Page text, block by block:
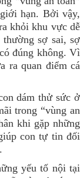
hạn. Bởi vậy,
khỏi khu vực dễ
sợ sai, sợ
đúng không. Vì
ra quan điểm cá
dám thử sức ở
trong “vùng an
khi gặp những
con tự tin đối
yếu tố nội tại